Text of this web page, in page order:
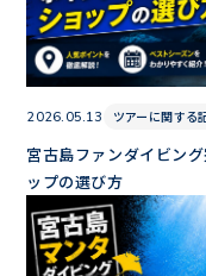
2026.05.13 ツアーに関する
宮古島ファンダイビン
ップの選び方